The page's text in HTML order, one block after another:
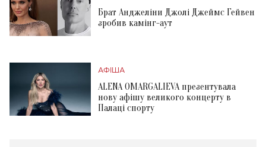
Брат Анджеліни Джолі Джеймс Гейвен
зробив камінг-аут
АФІША
ALENA OMARGALIEVA презентувала
нову афішу великого концерту в
Палаці спорту